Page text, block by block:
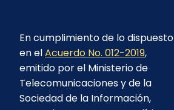
En cumplimiento de lo dispuesto
en elAcuerdo No. 012-2019,
emitido por el Ministerio de
Telecomunicaciones y de la
Sociedad de la Información,